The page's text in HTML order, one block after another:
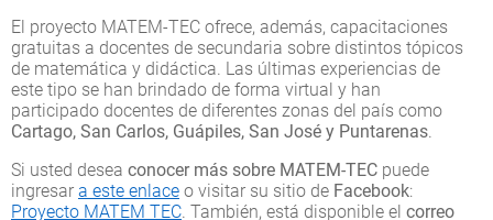
El proyecto MATEM-TEC ofrece, además, capacitaciones
gratuitas a docentes de secundaria sobre distintos tópicos
de matemática y didáctica. Las últimas experiencias de
este tipo se han brindado de forma virtual y han
participado docentes de diferentes zonas del país como
Cartago, San Carlos, Guápiles, San José y Puntarenas.
Si usted desea conocer más sobre MATEM-TEC puede
ingresar a este enlace o visitar su sitio de Facebook:
Proyecto MATEM TEC. También, está disponible el correo